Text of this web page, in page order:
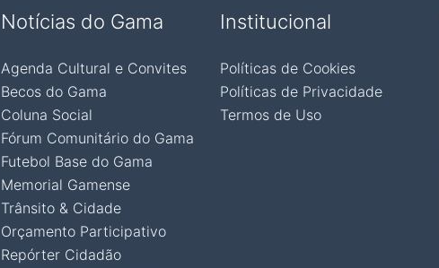
Notícias do Gama
Agenda Cultural e Convites
Becos do Gama
Coluna Social
Fórum Comunitário do Gama
Futebol Base do Gama
Memorial Gamense
Trânsito & Cidade
Orçamento Participativo
Repórter Cidadão
Institucional
Políticas de Cookies
Políticas de Privacidade
Termos de Uso